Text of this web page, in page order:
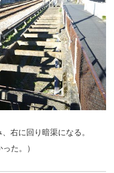
右に回り暗渠になる。
た。）